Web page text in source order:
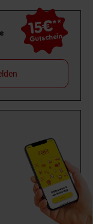
15€**
Gutschein